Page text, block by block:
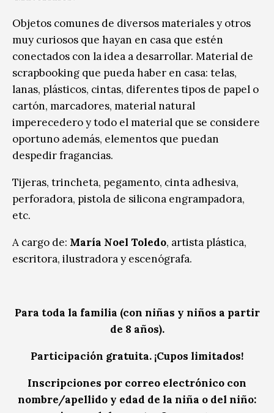
Objetos comunes de diversos materiales y otros
muy curiosos que hayan en casa que estén
conectados con la idea a desarrollar. Material de
scrapbooking que pueda haber en casa: telas,
lanas, plásticos, cintas, diferentes tipos de papel o
cartón, marcadores, material natural
imperecedero y todo el material que se considere
oportuno además, elementos que puedan
despedir fragancias.
Tijeras, trincheta, pegamento, cinta adhesiva,
perforadora, pistola de silicona engrampadora,
etc.
A cargo de: María Noel Toledo, artista plástica,
escritora, ilustradora y escenógrafa.
Para toda la familia (con niñas y niños a partir
de 8 años).
Participación gratuita. ¡Cupos limitados!
Inscripciones por correo electrónico con
nombre/apellido y edad de la niña o del niño: